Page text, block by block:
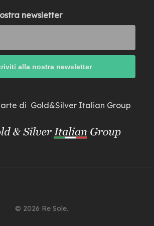
newsletter
di Gold&Silver Italian Group
© 2026 Re Sole.